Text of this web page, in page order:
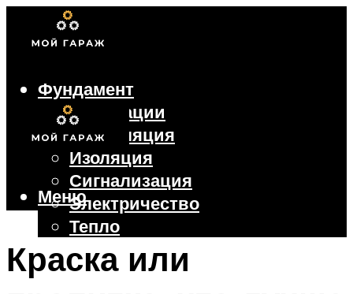
Фундамент
Коммуникации
Вентиляция
Изоляция
Сигнализация
Электричество
Тепло
Крыша
Ворота
Меню
Краска или